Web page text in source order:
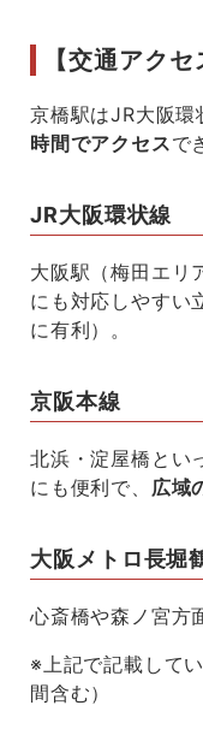
【交通アク
京橋駅はJR大阪環
時間でアクセスで
JR大阪環状線
大阪駅（梅田エリ
にも対応しやすい
に有利）。
京阪本線
北浜・淀屋橋とい
にも便利で、 広域
大阪メトロ長堀
心斎橋や森ノ宮方
※上記で記載して
間含む）